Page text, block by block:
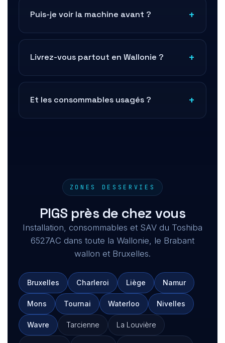
Puis-je voir la machine avant ?
Livrez-vous partout en Wallonie ?
Et les consommables usagés ?
ZONES DESSERVIES
PIGS près de chez vous
Installation, consommables et SAV du Toshiba
6527AC dans toute la Wallonie, le Brabant
wallon et Bruxelles.
Bruxelles Charleroi Liège Namur
Mons Tournai Waterloo Nivelles
Wavre Tarcienne La Louvière